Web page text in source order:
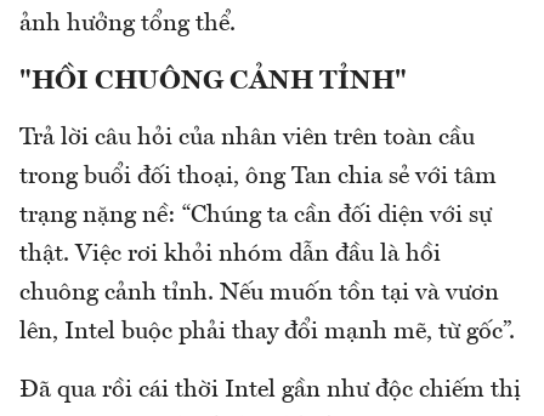
ảnh hưởng tổng thể.
"HỒI CHUÔNG CẢNH TỈNH"
Trả lời câu hỏi của nhân viên trên toàn cầu
trong buổi đối thoại, ông Tan chia sẻ với tâm
trạng nặng nề: “Chúng ta cần đối diện với sự
thật. Việc rơi khỏi nhóm dẫn đầu là hồi
chuông cảnh tỉnh. Nếu muốn tồn tại và vươn
lên, Intel buộc phải thay đổi mạnh mẽ, từ gốc”.
Đã qua rồi cái thời Intel gần như độc chiếm thị